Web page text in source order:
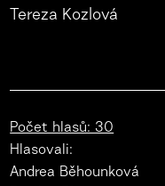
Tereza Kozlová
Počet hlasů: 30
Hlasovali:
Andrea Běhounková